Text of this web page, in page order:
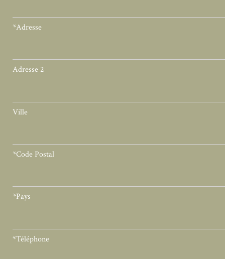
*Adresse
Adresse 2
Ville
*Code Postal
*Pays
*Téléphone